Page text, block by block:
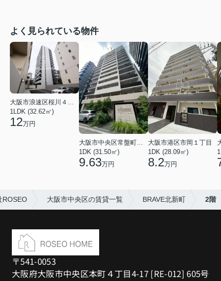
よく見られている物件
大阪市浪速区桜川４丁目
1LDK (32.62㎡)
12万円
大阪市中央区常盤町２丁目
1DK (31.50㎡)
9.63万円
大阪市港区市岡１丁目
1DK (28.09㎡)
8.2万円
ROSEO 大阪市中央区の賃貸一覧 BRAVE北新町 2階
〒541-0053
大阪府大阪市中央区本町４丁目4-17 [RE-012] 605号